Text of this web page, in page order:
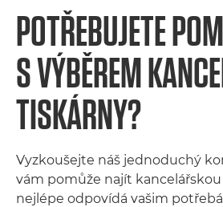
POTŘEBUJETE
S VÝBĚREM
TISKÁRNY?
Vyzkoušejte náš jednoduchý
vám pomůže najít
nejlépe odpovídá vašim